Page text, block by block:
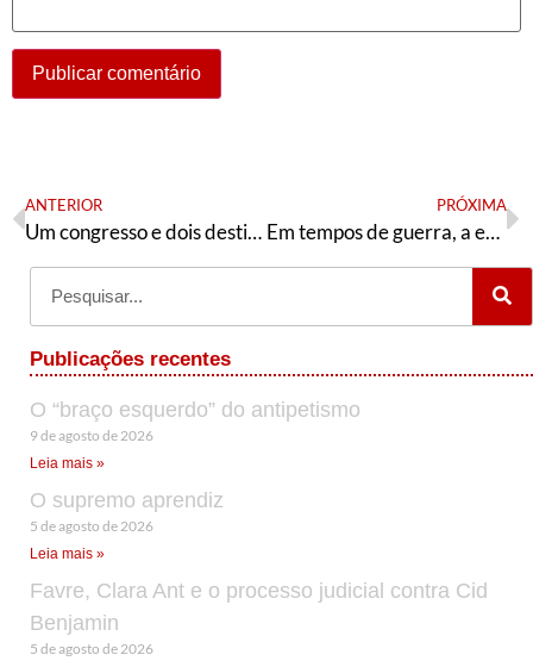
ANTERIOR
Um congresso e dois destinos: entre a conciliação de classes e um novo PT da Bahia
PRÓXIMA
Em tempos de guerra, a esperança é vermelha: apresentação da chapa ao Diretório Nacional e da candidatura de Valter Pomar
Publicações recentes
O “braço esquerdo” do antipetismo
9 de agosto de 2026
Leia mais »
O supremo aprendiz
5 de agosto de 2026
Leia mais »
Favre, Clara Ant e o processo judicial contra Cid
Benjamin
5 de agosto de 2026